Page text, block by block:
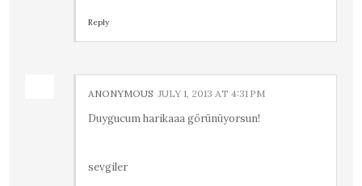
Reply
ANONYMOUS JULY 1, 2013 AT 4:31 PM
Duygucum harikaaa görünüyorsun!
sevgiler